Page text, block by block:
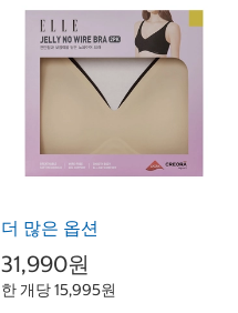
더 많은 옵션
31,990원
한 개당 15,995원